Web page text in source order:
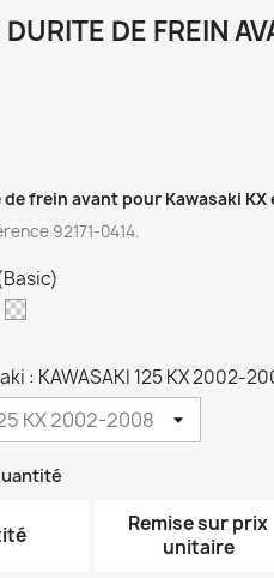
DE FREIN
frein avant pour Kawasaki KX
92171-0414.
Transparent
: KAWASAKI 125 KX 2002-
Remise sur prix
unitaire